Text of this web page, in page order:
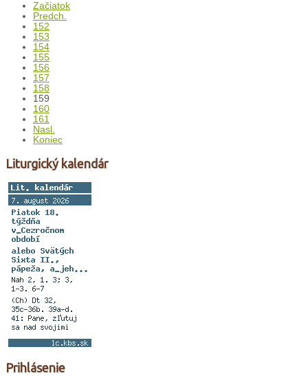
Začiatok
Predch.
152
153
154
155
156
157
158
159
160
161
Nasl.
Koniec
Liturgický kalendár
Prihlásenie